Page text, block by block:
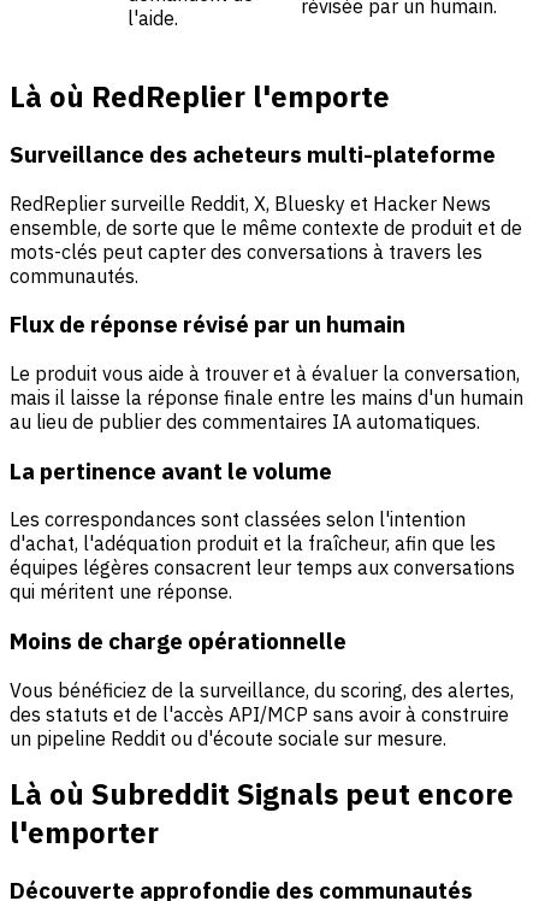
l'aide.
révisée par un humain.
Là où RedReplier l'emporte
Surveillance des acheteurs multi-plateforme
RedReplier surveille Reddit, X, Bluesky et Hacker News
ensemble, de sorte que le même contexte de produit et de
mots-clés peut capter des conversations à travers les
communautés.
Flux de réponse révisé par un humain
Le produit vous aide à trouver et à évaluer la conversation,
mais il laisse la réponse finale entre les mains d'un humain
au lieu de publier des commentaires IA automatiques.
La pertinence avant le volume
Les correspondances sont classées selon l'intention
d'achat, l'adéquation produit et la fraîcheur, afin que les
équipes légères consacrent leur temps aux conversations
qui méritent une réponse.
Moins de charge opérationnelle
Vous bénéficiez de la surveillance, du scoring, des alertes,
des statuts et de l'accès API/MCP sans avoir à construire
un pipeline Reddit ou d'écoute sociale sur mesure.
Là où Subreddit Signals peut encore
l'emporter
Découverte approfondie des communautés